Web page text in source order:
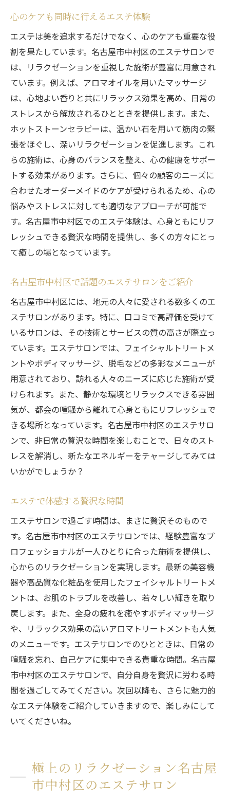
心のケアも同時に行えるエステ体験
エステは美を追求するだけでなく、心のケアも重要な役
割を果たしています。名古屋市中村区のエステサロンで
は、リラクゼーションを重視した施術が豊富に用意され
ています。例えば、アロマオイルを用いたマッサージ
は、心地よい香りと共にリラックス効果を高め、日常の
ストレスから解放されるひとときを提供します。また、
ホットストーンセラピーは、温かい石を用いて筋肉の緊
張をほぐし、深いリラクゼーションを促進します。これ
らの施術は、心身のバランスを整え、心の健康をサポー
トする効果があります。さらに、個々の顧客のニーズに
合わせたオーダーメイドのケアが受けられるため、心の
悩みやストレスに対しても適切なアプローチが可能で
す。名古屋市中村区でのエステ体験は、心身ともにリフ
レッシュできる贅沢な時間を提供し、多くの方々にとっ
て癒しの場となっています。
名古屋市中村区で話題のエステサロンをご紹介
名古屋市中村区には、地元の人々に愛される数多くのエ
ステサロンがあります。特に、口コミで高評価を受けて
いるサロンは、その技術とサービスの質の高さが際立っ
ています。エステサロンでは、フェイシャルトリートメ
ントやボディマッサージ、脱毛などの多彩なメニューが
用意されており、訪れる人々のニーズに応じた施術が受
けられます。また、静かな環境とリラックスできる雰囲
気が、都会の喧騒から離れて心身ともにリフレッシュで
きる場所となっています。名古屋市中村区のエステサロ
ンで、非日常の贅沢な時間を楽しむことで、日々のスト
レスを解消し、新たなエネルギーをチャージしてみては
いかがでしょうか？
エステで体感する贅沢な時間
エステサロンで過ごす時間は、まさに贅沢そのもので
す。名古屋市中村区のエステサロンでは、経験豊富なプ
ロフェッショナルが一人ひとりに合った施術を提供し、
心からのリラクゼーションを実現します。最新の美容機
器や高品質な化粧品を使用したフェイシャルトリートメ
ントは、お肌のトラブルを改善し、若々しい輝きを取り
戻します。また、全身の疲れを癒やすボディマッサージ
や、リラックス効果の高いアロマトリートメントも人気
のメニューです。エステサロンでのひとときは、日常の
喧騒を忘れ、自己ケアに集中できる貴重な時間。名古屋
市中村区のエステサロンで、自分自身を贅沢に労わる時
間を過ごしてみてください。次回以降も、さらに魅力的
なエステ体験をご紹介していきますので、楽しみにして
いてくださいね。
極上のリラクゼーション名古屋
市中村区のエステサロン